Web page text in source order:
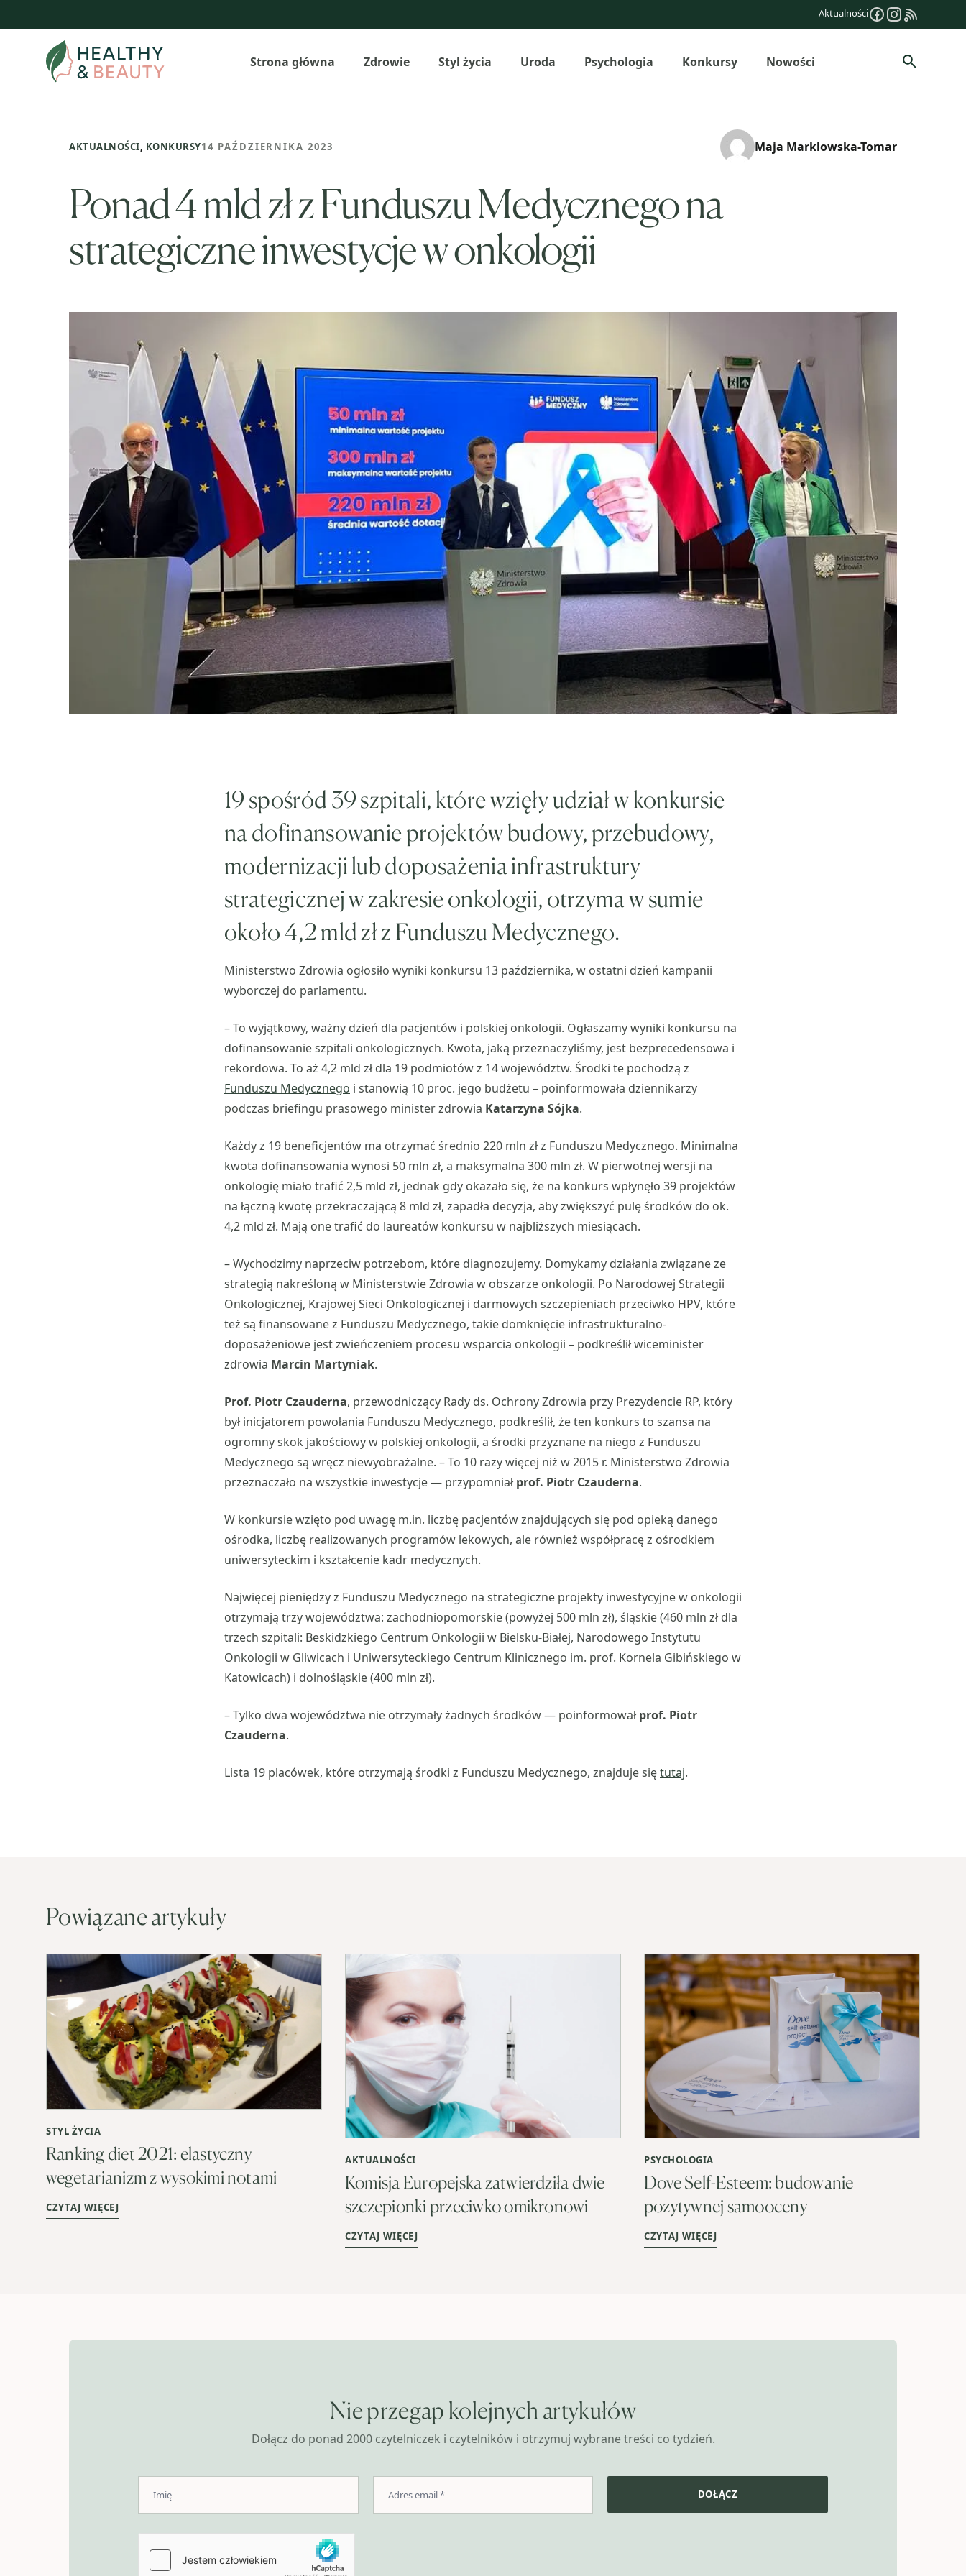
do
Aktualności
Strona główna Zdrowie Styl życia Uroda Psychologia Konkursy Nowości Szukaj
AKTUALNOŚCI, KONKURSY14 PAŹDZIERNIKA 2023 Maja Marklowska-Tomar
Ponad 4 mld zł z Funduszu Medycznego na
strategiczne inwestycje w onkologii
19 spośród 39 szpitali, które wzięły udział w konkursie
na dofinansowanie projektów budowy, przebudowy,
modernizacji lub doposażenia infrastruktury
strategicznej w zakresie onkologii, otrzyma w sumie
około 4,2 mld zł z Funduszu Medycznego.
Ministerstwo Zdrowia ogłosiło wyniki konkursu 13 października, w ostatni dzień kampanii
wyborczej do parlamentu.
– To wyjątkowy, ważny dzień dla pacjentów i polskiej onkologii. Ogłaszamy wyniki konkursu na
dofinansowanie szpitali onkologicznych. Kwota, jaką przeznaczyliśmy, jest bezprecedensowa i
rekordowa. To aż 4,2 mld zł dla 19 podmiotów z 14 województw. Środki te pochodzą z
Funduszu Medycznego i stanowią 10 proc. jego budżetu – poinformowała dziennikarzy
podczas briefingu prasowego minister zdrowia Katarzyna Sójka.
Każdy z 19 beneficjentów ma otrzymać średnio 220 mln zł z Funduszu Medycznego. Minimalna
kwota dofinansowania wynosi 50 mln zł, a maksymalna 300 mln zł. W pierwotnej wersji na
onkologię miało trafić 2,5 mld zł, jednak gdy okazało się, że na konkurs wpłynęło 39 projektów
na łączną kwotę przekraczającą 8 mld zł, zapadła decyzja, aby zwiększyć pulę środków do ok.
4,2 mld zł. Mają one trafić do laureatów konkursu w najbliższych miesiącach.
– Wychodzimy naprzeciw potrzebom, które diagnozujemy. Domykamy działania związane ze
strategią nakreśloną w Ministerstwie Zdrowia w obszarze onkologii. Po Narodowej Strategii
Onkologicznej, Krajowej Sieci Onkologicznej i darmowych szczepieniach przeciwko HPV, które
też są finansowane z Funduszu Medycznego, takie domknięcie infrastrukturalno-
doposażeniowe jest zwieńczeniem procesu wsparcia onkologii – podkreślił wiceminister
zdrowia Marcin Martyniak.
Prof. Piotr Czauderna, przewodniczący Rady ds. Ochrony Zdrowia przy Prezydencie RP, który
był inicjatorem powołania Funduszu Medycznego, podkreślił, że ten konkurs to szansa na
ogromny skok jakościowy w polskiej onkologii, a środki przyznane na niego z Funduszu
Medycznego są wręcz niewyobrażalne. – To 10 razy więcej niż w 2015 r. Ministerstwo Zdrowia
przeznaczało na wszystkie inwestycje — przypomniał prof. Piotr Czauderna.
W konkursie wzięto pod uwagę m.in. liczbę pacjentów znajdujących się pod opieką danego
ośrodka, liczbę realizowanych programów lekowych, ale również współpracę z ośrodkiem
uniwersyteckim i kształcenie kadr medycznych.
Najwięcej pieniędzy z Funduszu Medycznego na strategiczne projekty inwestycyjne w onkologii
otrzymają trzy województwa: zachodniopomorskie (powyżej 500 mln zł), śląskie (460 mln zł dla
trzech szpitali: Beskidzkiego Centrum Onkologii w Bielsku-Białej, Narodowego Instytutu
Onkologii w Gliwicach i Uniwersyteckiego Centrum Klinicznego im. prof. Kornela Gibińskiego w
Katowicach) i dolnośląskie (400 mln zł).
– Tylko dwa województwa nie otrzymały żadnych środków — poinformował prof. Piotr
Czauderna.
Lista 19 placówek, które otrzymają środki z Funduszu Medycznego, znajduje siętutaj.
Powiązane artykuły
STYL ŻYCIA
Ranking diet 2021: elastyczny
wegetarianizm z wysokimi notami
CZYTAJ WIĘCEJ
AKTUALNOŚCI
Komisja Europejska zatwierdziła dwie
szczepionki przeciwko omikronowi
CZYTAJ WIĘCEJ
PSYCHOLOGIA
Dove Self-Esteem: budowanie
pozytywnej samooceny
CZYTAJ WIĘCEJ
Nie przegap kolejnych artykułów
Dołącz do ponad 2000 czytelniczek i czytelników i otrzymuj wybrane treści co tydzień.